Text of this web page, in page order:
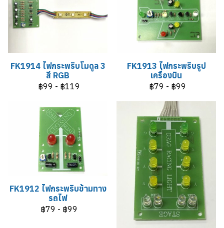
FK1914 ไฟกระพริบโมดูล 3
สี RGB
฿99 - ฿119
FK1913 ไฟกระพริบรูป
เครื่องบิน
฿79 - ฿99
FK1912 ไฟกระพริบข้ามทาง
รถไฟ
฿79 - ฿99